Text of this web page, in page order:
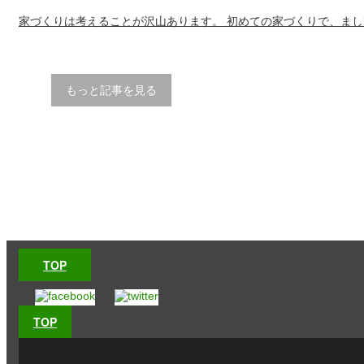
家づくりは考えることが沢山あります。 初めての家づくりで、ま
もっと記事を見る
TOP
TOP